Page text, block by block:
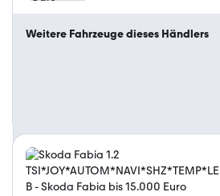
Weitere Fahrzeuge dieses Händlers